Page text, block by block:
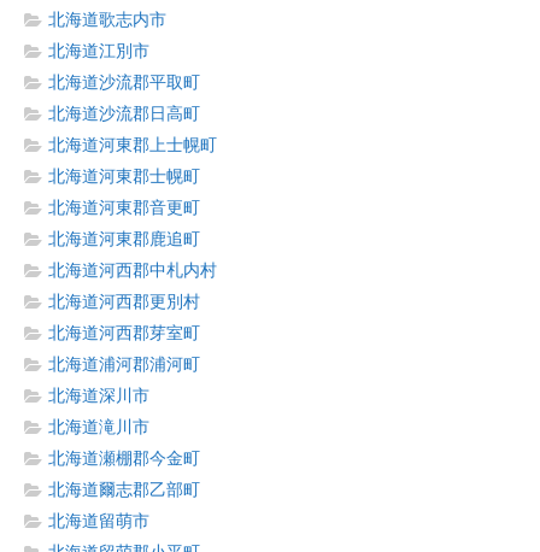
北海道歌志内市
北海道江別市
北海道沙流郡平取町
北海道沙流郡日高町
北海道河東郡上士幌町
北海道河東郡士幌町
北海道河東郡音更町
北海道河東郡鹿追町
北海道河西郡中札内村
北海道河西郡更別村
北海道河西郡芽室町
北海道浦河郡浦河町
北海道深川市
北海道滝川市
北海道瀬棚郡今金町
北海道爾志郡乙部町
北海道留萌市